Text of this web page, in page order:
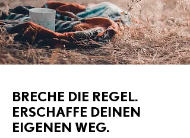
BRECHE DIE REGEL.
ERSCHAFFE DEINEN
EIGENEN WEG.